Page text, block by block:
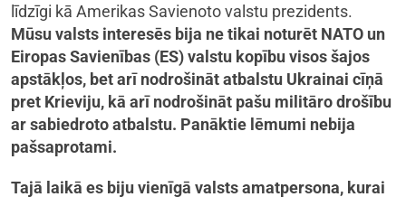
līdzīgi kā Amerikas Savienoto valstu prezidents.
Mūsu valsts interesēs bija ne tikai noturēt NATO un
Eiropas Savienības (ES) valstu kopību visos šajos
apstākļos, bet arī nodrošināt atbalstu Ukrainai cīņā
pret Krieviju, kā arī nodrošināt pašu militāro drošību
ar sabiedroto atbalstu. Panāktie lēmumi nebija
pašsaprotami.
Tajā laikā es biju vienīgā valsts amatpersona, kurai